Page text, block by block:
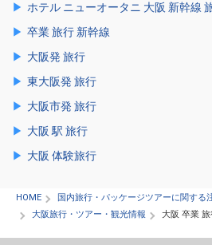
ホテル ニューオータニ 大阪 新幹線
卒業 旅行 新幹線
大阪発 旅行
東大阪発 旅行
大阪市発 旅行
大阪 駅 旅行
大阪 体験旅行
HOME
国内旅行・パッケージツアーに関する
大阪旅行・ツアー・観光情報
大阪 卒業